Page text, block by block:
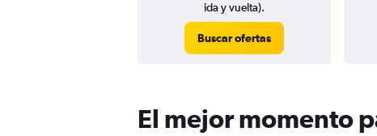
ida y vuelta).
Buscar ofertas
El mejor momento